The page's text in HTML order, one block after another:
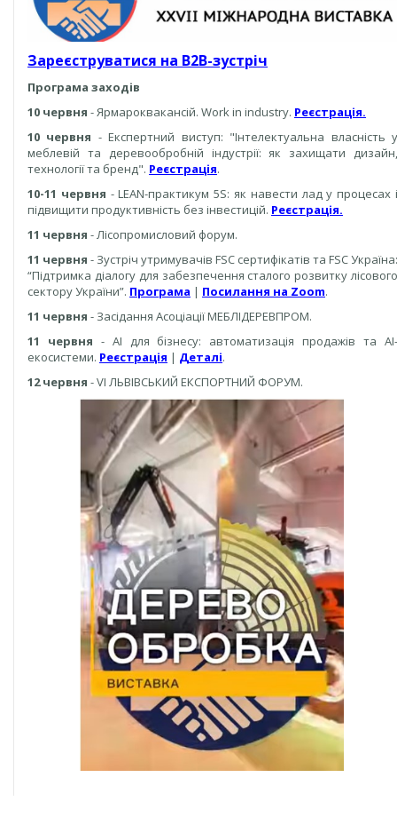
Зареєструватися на В2В-зустріч
Програма заходів
10 червня - Ярмароквакансій. Work in industry. Реєстрація.
10 червня - Експертний виступ: "Інтелектуальна власність
меблевій та деревообробній індустрії: як захищати дизайн,
технології та бренд". Реєстрація.
10-11 червня - LEAN-практикум 5S: як навести лад у процесах
підвищити продуктивність без інвестицій. Реєстрація.
11 червня - Лісопромисловий форум.
11 червня - Зустріч утримувачів FSC сертифікатів та FSC Україна:
“Підтримка діалогу для забезпечення сталого розвитку лісового
сектору України”. Програма | Посилання на Zoom.
11 червня - Засідання Асоціації МЕБЛІДЕРЕВПРОМ.
11 червня - AI для бізнесу: автоматизація продажів та
екосистеми. Реєстрація | Деталі.
12 червня - VI ЛЬВІВСЬКИЙ ЕКСПОРТНИЙ ФОРУМ.